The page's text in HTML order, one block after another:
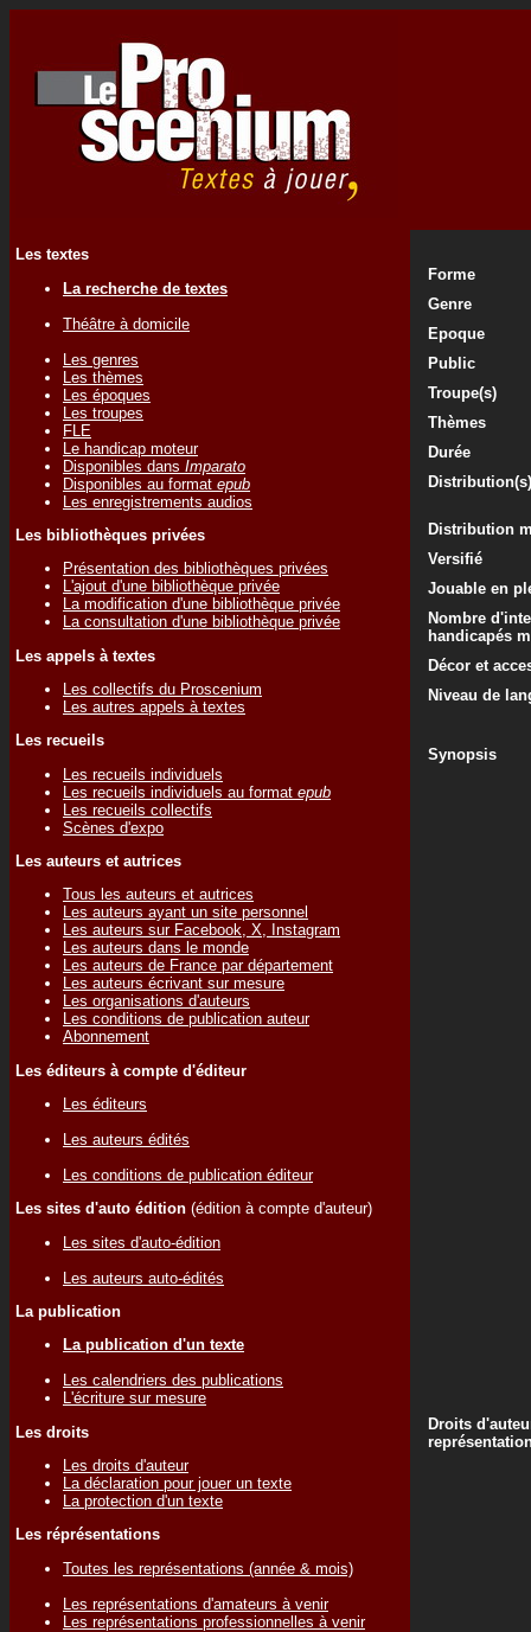
Les textes
La recherche de textes
Théâtre à domicile
Les genres
Les thèmes
Les époques
Les troupes
FLE
Le handicap moteur
Disponibles dans Imparato
Disponibles au format epub
Les enregistrements audios
Les bibliothèques privées
Présentation des bibliothèques privées
L'ajout d'une bibliothèque privée
La modification d'une bibliothèque privée
La consultation d'une bibliothèque privée
Les appels à textes
Les collectifs du Proscenium
Les autres appels à textes
Les recueils
Les recueils individuels
Les recueils individuels au format epub
Les recueils collectifs
Scènes d'expo
Les auteurs et autrices
Tous les auteurs et autrices
Les auteurs ayant un site personnel
Les auteurs sur Facebook, X, Instagram
Les auteurs dans le monde
Les auteurs de France par département
Les auteurs écrivant sur mesure
Les organisations d'auteurs
Les conditions de publication auteur
Abonnement
Les éditeurs à compte d'éditeur
Les éditeurs
Les auteurs édités
Les conditions de publication éditeur
Les sites d'auto édition (édition à compte d'auteur)
Les sites d'auto-édition
Les auteurs auto-édités
La publication
La publication d'un texte
Les calendriers des publications
L'écriture sur mesure
Les droits
Les droits d'auteur
La déclaration pour jouer un texte
La protection d'un texte
Les réprésentations
Toutes les représentations (année & mois)
Les représentations d'amateurs à venir
Les représentations professionnelles à venir
Forme
Genre
Epoque
Public
Troupe(s)
Thèmes
Durée
Distribution(s)
Distribution
Versifié
Jouable en
Nombre
handicapés
Décor et
Niveau de
Synopsis
Droits